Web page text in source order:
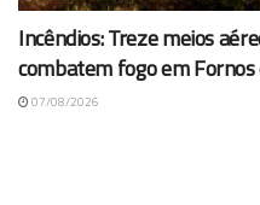
Incêndios: Treze meios
combatem fogo em
07/08/2026